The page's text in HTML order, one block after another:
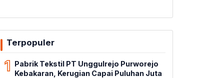
Terpopuler
1 Pabrik Tekstil PT Unggulrejo Purworejo
Kebakaran, Kerugian Capai Puluhan Juta